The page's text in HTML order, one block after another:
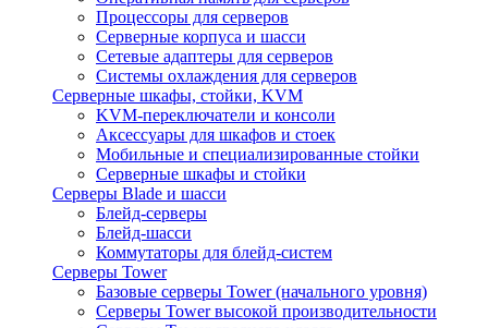
Процессоры для серверов
Серверные корпуса и шасси
Сетевые адаптеры для серверов
Системы охлаждения для серверов
Серверные шкафы, стойки, KVM
KVM-переключатели и консоли
Аксессуары для шкафов и стоек
Мобильные и специализированные стойки
Серверные шкафы и стойки
Серверы Blade и шасси
Блейд-серверы
Блейд-шасси
Коммутаторы для блейд-систем
Серверы Tower
Базовые серверы Tower (начального уровня)
Серверы Tower высокой производительности